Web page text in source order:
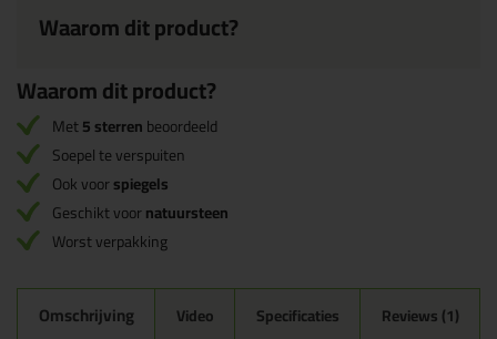
Waarom dit product?
Waarom dit product?
Met5 sterrenbeoordeeld
Soepel te verspuiten
Ook voorspiegels
Geschikt voornatuursteen
Worst verpakking
Omschrijving Video Specificaties Reviews (1)